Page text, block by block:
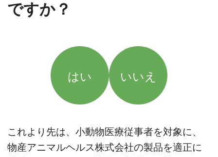
ですか？
はい いいえ
これより先は、小動物医療従事者を対象に、
物産アニマルヘルス株式会社の製品を適正に